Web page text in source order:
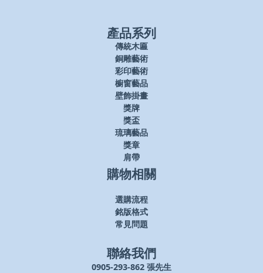
產品系列
傳統木匾
銅雕藝術
彩印藝術
櫥窗藝品
壁飾掛畫
獎牌
獎盃
琉璃藝品
獎章
肩帶
購物相關
選購流程
銘版格式
常見問題
聯絡我們
0905-293-862 張先生